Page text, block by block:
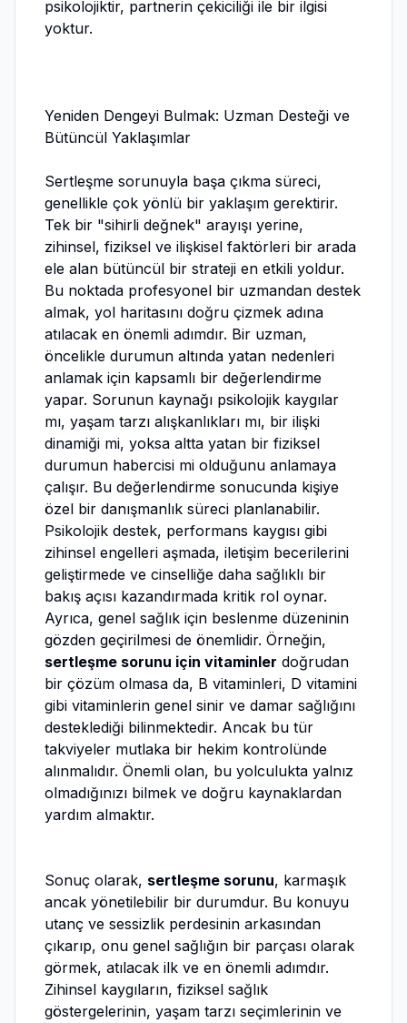
psikolojiktir, partnerin çekiciliği ile bir ilgisi
yoktur.
Yeniden Dengeyi Bulmak: Uzman Desteği ve
Bütüncül Yaklaşımlar
Sertleşme sorunuyla başa çıkma süreci,
genellikle çok yönlü bir yaklaşım gerektirir.
Tek bir "sihirli değnek" arayışı yerine,
zihinsel, fiziksel ve ilişkisel faktörleri bir arada
ele alan bütüncül bir strateji en etkili yoldur.
Bu noktada profesyonel bir uzmandan destek
almak, yol haritasını doğru çizmek adına
atılacak en önemli adımdır. Bir uzman,
öncelikle durumun altında yatan nedenleri
anlamak için kapsamlı bir değerlendirme
yapar. Sorunun kaynağı psikolojik kaygılar
mı, yaşam tarzı alışkanlıkları mı, bir ilişki
dinamiği mi, yoksa altta yatan bir fiziksel
durumun habercisi mi olduğunu anlamaya
çalışır. Bu değerlendirme sonucunda kişiye
özel bir danışmanlık süreci planlanabilir.
Psikolojik destek, performans kaygısı gibi
zihinsel engelleri aşmada, iletişim becerilerini
geliştirmede ve cinselliğe daha sağlıklı bir
bakış açısı kazandırmada kritik rol oynar.
Ayrıca, genel sağlık için beslenme düzeninin
gözden geçirilmesi de önemlidir. Örneğin,
sertleşme sorunu için vitaminler doğrudan
bir çözüm olmasa da, B vitaminleri, D vitamini
gibi vitaminlerin genel sinir ve damar sağlığını
desteklediği bilinmektedir. Ancak bu tür
takviyeler mutlaka bir hekim kontrolünde
alınmalıdır. Önemli olan, bu yolculukta yalnız
olmadığınızı bilmek ve doğru kaynaklardan
yardım almaktır.
Sonuç olarak, sertleşme sorunu, karmaşık
ancak yönetilebilir bir durumdur. Bu konuyu
utanç ve sessizlik perdesinin arkasından
çıkarıp, onu genel sağlığın bir parçası olarak
görmek, atılacak ilk ve en önemli adımdır.
Zihinsel kaygıların, fiziksel sağlık
göstergelerinin, yaşam tarzı seçimlerinin ve